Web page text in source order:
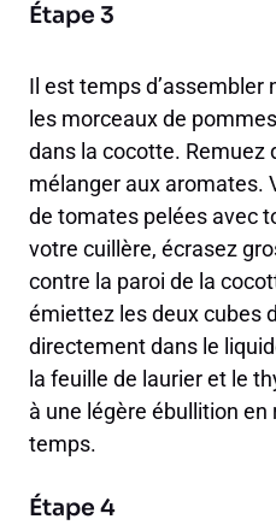
Étape 3
Il est temps
les morceaux de
dans la cocotte. Remuez
mélanger aux aromates.
de tomates pelées avec
votre cuillère, écrasez
contre la paroi de la
émiettez les deux cubes
directement dans le
la feuille de laurier et le
à une légère ébullition
temps.
Étape 4